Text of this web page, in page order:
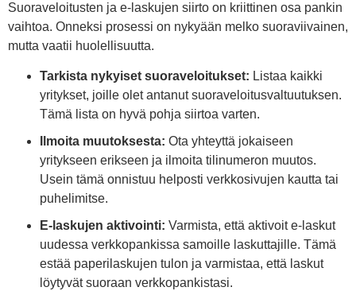
Suoraveloitusten ja e-laskujen siirto on kriittinen osa pankin
vaihtoa. Onneksi prosessi on nykyään melko suoraviivainen,
mutta vaatii huolellisuutta.
Tarkista nykyiset suoraveloitukset: Listaa kaikki
yritykset, joille olet antanut suoraveloitusvaltuutuksen.
Tämä lista on hyvä pohja siirtoa varten.
Ilmoita muutoksesta: Ota yhteyttä jokaiseen
yritykseen erikseen ja ilmoita tilinumeron muutos.
Usein tämä onnistuu helposti verkkosivujen kautta tai
puhelimitse.
E-laskujen aktivointi: Varmista, että aktivoit e-laskut
uudessa verkkopankissa samoille laskuttajille. Tämä
estää paperilaskujen tulon ja varmistaa, että laskut
löytyvät suoraan verkkopankistasi.